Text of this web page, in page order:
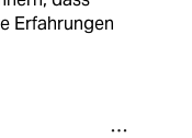
Erfahrungen